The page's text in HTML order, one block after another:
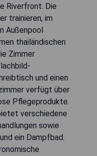
Riverfront. Die
trainieren, im
Außenpool
thailändischen
Zimmer
und einen
verfügt über
Pflegeprodukte.
verschiedene
sowie
ein Dampfbad.